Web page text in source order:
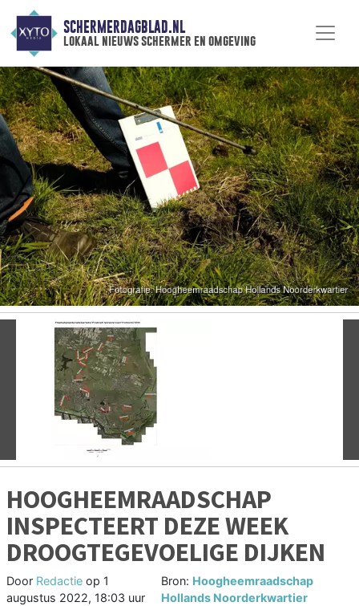
SCHERMERDAGBLAD.NL
lokaal nieuws schermer en omgeving
HOOGHEEMRAADSCHAP
INSPECTEERT DEZE WEEK
DROOGTEGEVOELIGE DIJKEN
Door Redactie op 1
augustus 2022, 18:03 uur
Bron: Hoogheemraadschap
Hollands Noorderkwartier